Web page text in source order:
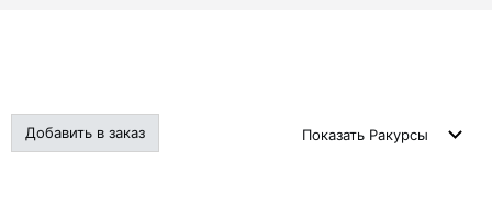
Добавить в заказ Показать Ракурсы